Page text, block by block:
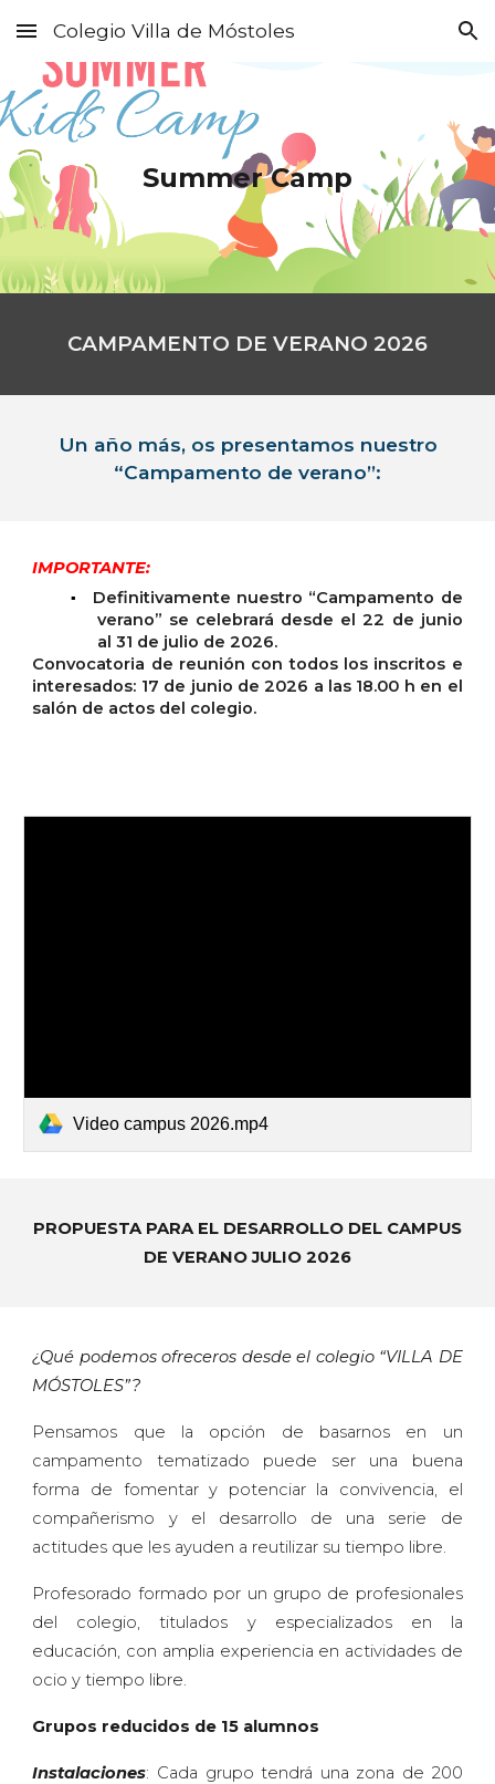
Skip to main content Skip to navigation
Colegio Villa de Móstoles
Summer Camp
CAMPAMENTO DE VERANO 2026
Un año más, os presentamos nuestro
“Campamento de verano”:
IMPORTANTE:
▪
Definitivamente nuestro “Campamento de
verano” se celebrará desde el 22 de junio
al 31 de julio de 2026.
Convocatoria de reunión con todos los inscritos e
interesados: 17 de junio de 2026 a las 18.00 h en el
salón de actos del colegio.
Video campus 2026.mp4
PROPUESTA PARA EL DESARROLLO DEL CAMPUS
DE VERANO JULIO 2026
¿Qué podemos ofreceros desde el colegio “VILLA DE
MÓSTOLES”?
Pensamos que la opción de basarnos en un
campamento tematizado puede ser una buena
forma de fomentar y potenciar la convivencia, el
compañerismo y el desarrollo de una serie de
actitudes que les ayuden a reutilizar su tiempo libre.
Profesorado formado por un grupo de profesionales
del colegio, titulados y especializados en la
educación, con amplia experiencia en actividades de
ocio y tiempo libre.
Grupos reducidos de 15 alumnos
Instalaciones: Cada grupo tendrá una zona de 200